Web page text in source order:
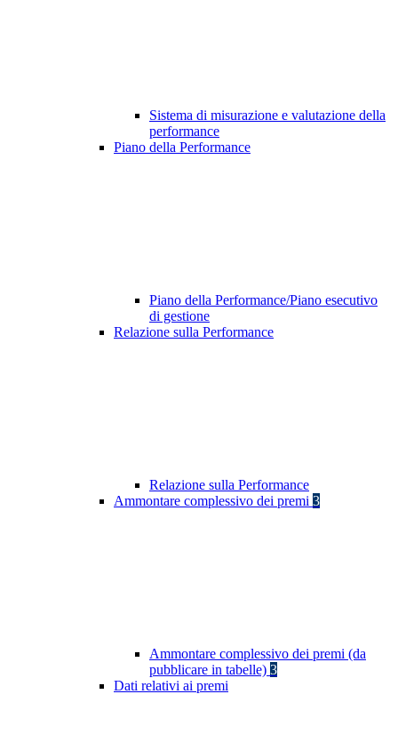
Sistema di misurazione e valutazione della
performance
Piano della Performance
Piano della Performance/Piano esecutivo
di gestione
Relazione sulla Performance
Relazione sulla Performance
Ammontare complessivo dei premi 3
Ammontare complessivo dei premi (da
pubblicare in tabelle) 3
Dati relativi ai premi